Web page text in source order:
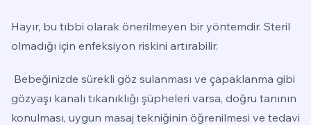
Hayır, bu tıbbi olarak önerilmeyen bir yöntemdir. Steril
olmadığı için enfeksiyon riskini artırabilir.
Bebeğinizde sürekli göz sulanması ve çapaklanma gibi
gözyaşı kanalı tıkanıklığı şüpheleri varsa, doğru tanının
konulması, uygun masaj tekniğinin öğrenilmesi ve tedavi